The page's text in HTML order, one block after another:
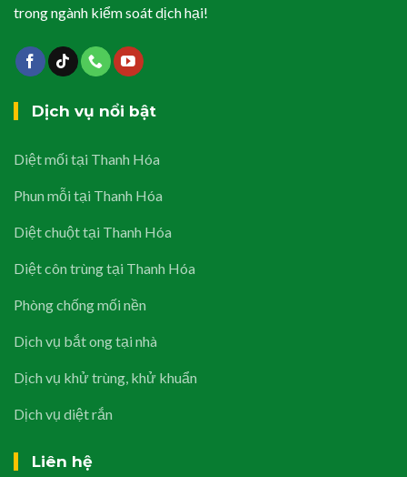
trong ngành kiểm soát dịch hại!
Dịch vụ nổi bật
Diệt mối tại Thanh Hóa
Phun mỗi tại Thanh Hóa
Diệt chuột tại Thanh Hóa
Diệt côn trùng tại Thanh Hóa
Phòng chống mối nền
Dịch vụ bắt ong tại nhà
Dịch vụ khử trùng, khử khuẩn
Dịch vụ diệt rắn
Liên hệ